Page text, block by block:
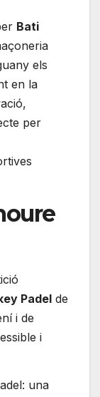
Bati
els
en la
per
Padel de
i de
i
una